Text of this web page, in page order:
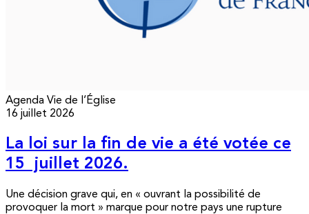
Agenda Vie de l’Église
16 juillet 2026
La loi sur la fin de vie a été votée ce
15 juillet 2026.
Une décision grave qui, en « ouvrant la possibilité de
provoquer la mort » marque pour notre pays une rupture